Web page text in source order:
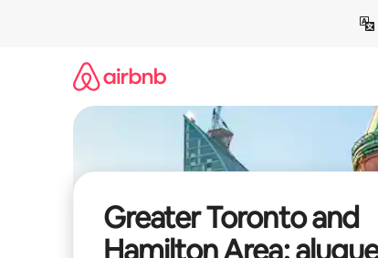
Greater Toronto and
Hamilton Area: